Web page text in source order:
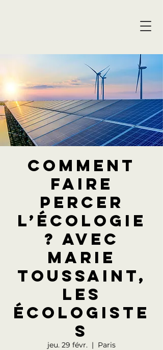
Comment
faire
percer
l’écologie
? Avec
Marie
Toussaint,
Les
Écologiste
s
jeu. 29 févr.
  |
Paris